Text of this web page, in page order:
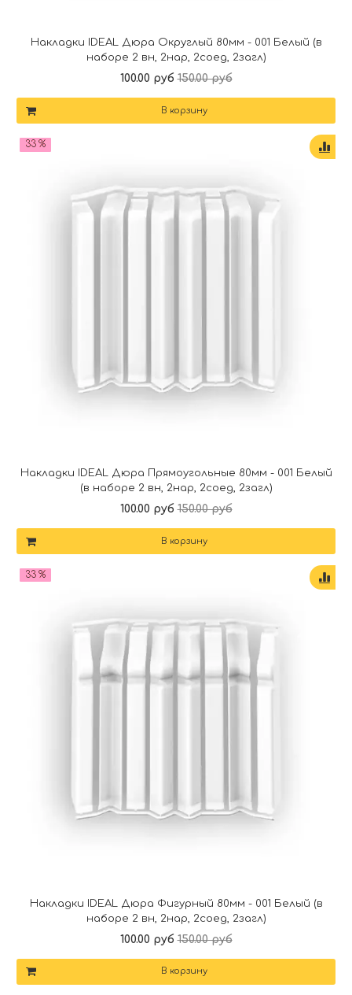
Накладки IDEAL Дюра Округлый 80мм - 001 Белый (в
наборе 2 вн, 2нар, 2соед, 2загл)
100.00 руб 150.00 руб
В корзину
33 %
Накладки IDEAL Дюра Прямоугольные 80мм - 001 Белый
(в наборе 2 вн, 2нар, 2соед, 2загл)
100.00 руб 150.00 руб
В корзину
33 %
Накладки IDEAL Дюра Фигурный 80мм - 001 Белый (в
наборе 2 вн, 2нар, 2соед, 2загл)
100.00 руб 150.00 руб
В корзину